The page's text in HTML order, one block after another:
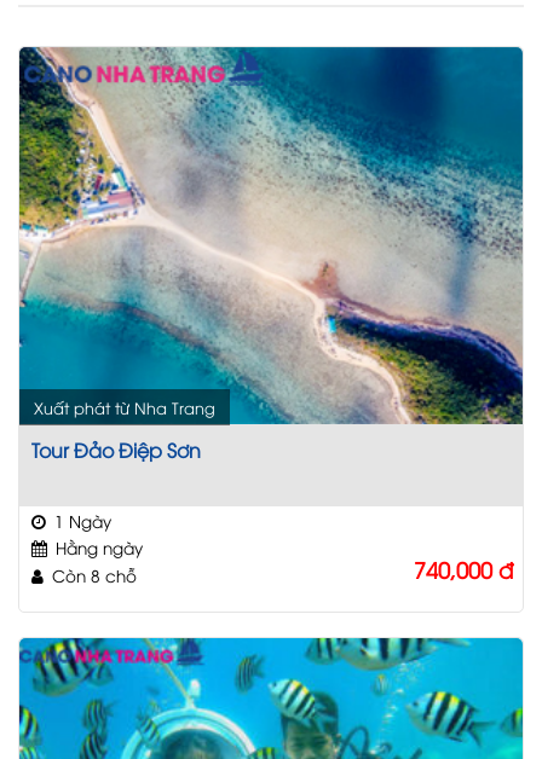
Tour Đảo Điệp Sơn
Xuất phát từ Nha Trang
1 Ngày
Hằng ngày
Còn 8 chỗ
740,000đ